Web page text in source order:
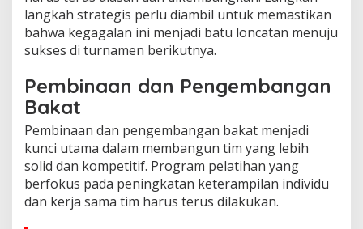
langkah strategis perlu diambil untuk memastikan
bahwa kegagalan ini menjadi batu loncatan menuju
sukses di turnamen berikutnya.
Pembinaan dan Pengembangan
Bakat
Pembinaan dan pengembangan bakat menjadi
kunci utama dalam membangun tim yang lebih
solid dan kompetitif. Program pelatihan yang
berfokus pada peningkatan keterampilan individu
dan kerja sama tim harus terus dilakukan.